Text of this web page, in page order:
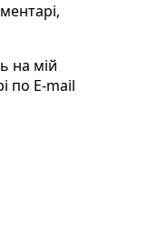
на мій
по E-mail